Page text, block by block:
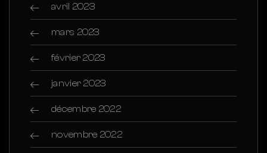
avril 2023
mars 2023
février 2023
janvier 2023
décembre 2022
novembre 2022